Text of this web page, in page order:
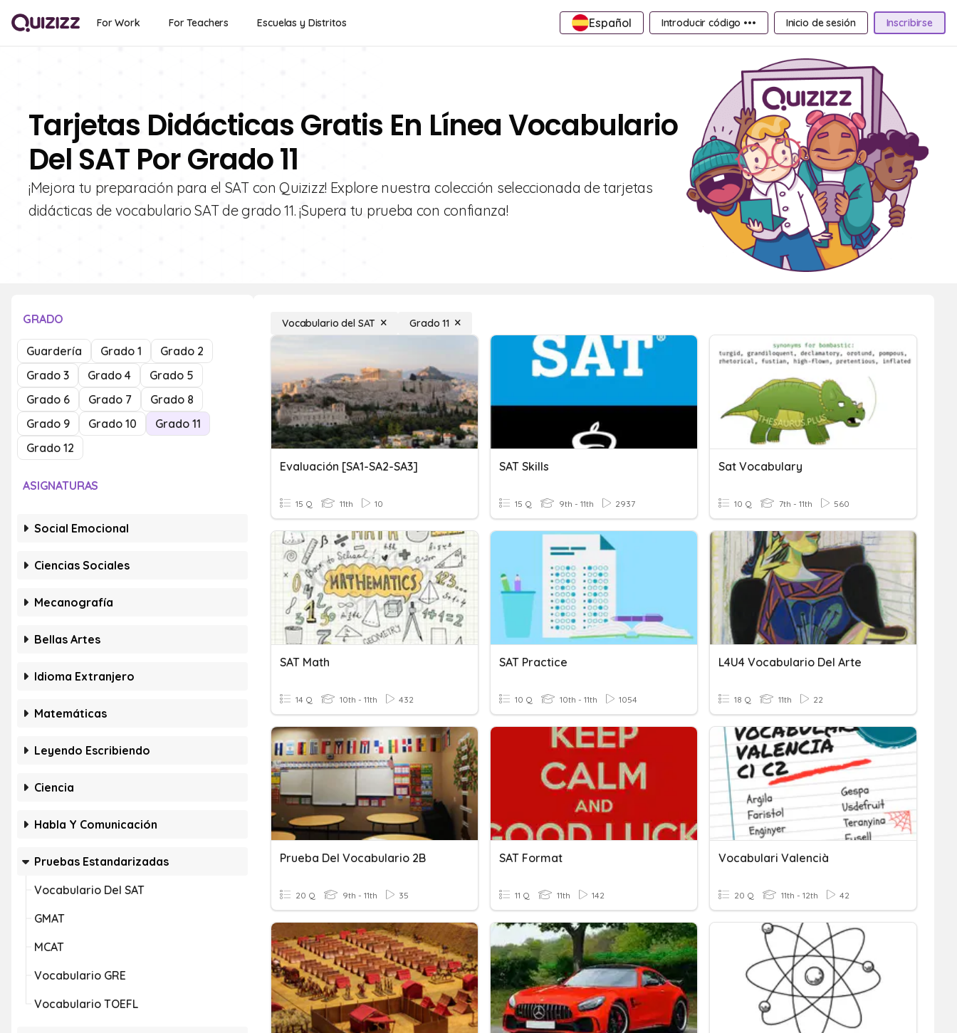
For Work For Teachers Escuelas y Distritos Español Introducir código ••• Inicio de sesión Inscribirse
Tarjetas Didácticas Gratis En Línea Vocabulario
Del SAT Por Grado 11
¡Mejora tu preparación para el SAT con Quizizz! Explore nuestra colección seleccionada de tarjetas
didácticas de vocabulario SAT de grado 11. ¡Supera tu prueba con confianza!
GRADO
Guardería Grado 1
Grado 2
Grado 3
Grado 4
Grado 5
Grado 6
Grado 7
Grado 8
Grado 9
Grado 10
Grado 11
Grado 12
ASIGNATURAS
Social Emocional
Ciencias Sociales
Mecanografía
Bellas Artes
Idioma Extranjero
Matemáticas
Leyendo Escribiendo
Ciencia
Habla Y Comunicación
Pruebas Estandarizadas
Vocabulario Del SAT
GMAT
MCAT
Vocabulario GRE
Vocabulario TOEFL
Vocabulario del SAT Grado 11
Evaluación [SA1-SA2-SA3]
15 Q 11th 10
SAT Skills
15 Q 9th - 11th 2937
Sat Vocabulary
10 Q 7th - 11th 560
SAT Math
14 Q 10th - 11th 432
SAT Practice
10 Q 10th - 11th 1054
L4U4 Vocabulario Del Arte
18 Q 11th 22
Prueba Del Vocabulario 2B
20 Q 9th - 11th 35
SAT Format
11 Q 11th 142
Vocabulari Valencià
20 Q 11th - 12th 42